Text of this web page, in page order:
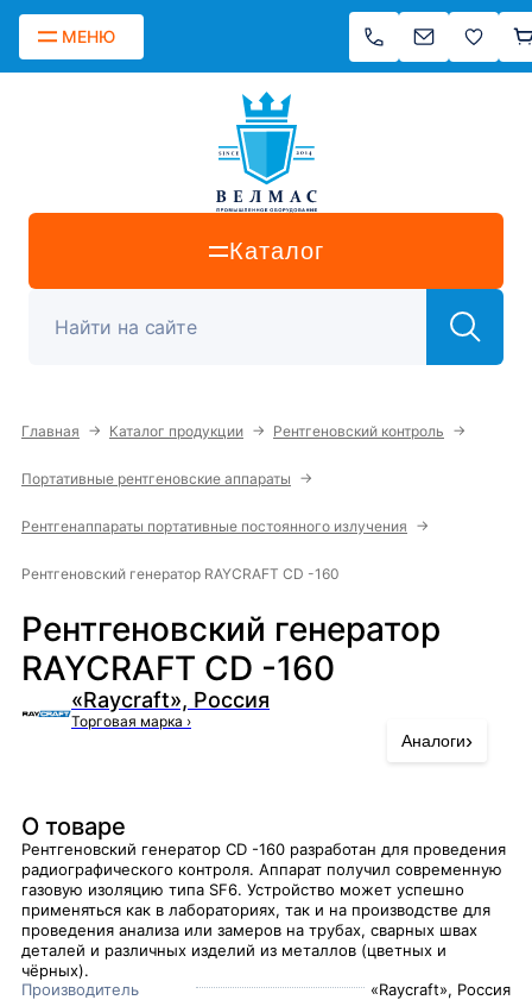
МЕНЮ
Каталог
Главная → Каталог продукции → Рентгеновский контроль →
Портативные рентгеновские аппараты →
Рентгенаппараты портативные постоянного излучения →
Рентгеновский генератор RAYCRAFT CD -160
Рентгеновский генератор
RAYCRAFT CD -160
«Raycraft», Россия
Торговая марка ›
Аналоги›
О товаре
Рентгеновский генератор CD -160 разработан для проведения
радиографического контроля. Аппарат получил современную
газовую изоляцию типа SF6. Устройство может успешно
применяться как в лабораториях, так и на производстве для
проведения анализа или замеров на трубах, сварных швах
деталей и различных изделий из металлов (цветных и
чёрных).
Производитель
«Raycraft», Россия